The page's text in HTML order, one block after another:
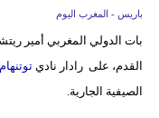
باريس - المغرب اليوم
بات الدولي المغربي أمير
القدم، على رادار نادي
الصيفية الجارية.